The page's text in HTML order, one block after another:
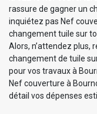
rassure de gagner un
inquiétez pas Nef
changement tuile sur
Alors, n’attendez plus,
changement de tuile
pour vos travaux à
Nef couverture à
détail vos dépenses